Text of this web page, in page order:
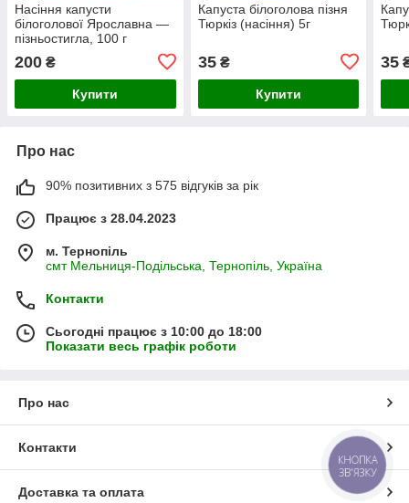
Насіння капусти
білоголової Ярославна —
пізньостигла, 100 г
200 ₴
Купити
Капуста білоголова пізня
Тюркіз (насіння) 5г
35₴
Купити
35
Про нас
90% позитивних з 575 відгуків за рік
Працює з 28.04.2023
м. Тернопіль
смт Мельниця-Подільська, Тернопіль, Україна
Контакти
Сьогодні працює з 10:00 до 18:00
Показати весь графік роботи
Про нас
Контакти
Доставка та оплата
КНОПКА
ЗВ'ЯЗКУ